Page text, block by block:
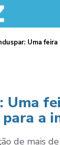
Uma
Uma
a
de mais